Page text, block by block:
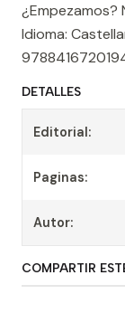
¿Empezamos?
Idioma:
DETALLES
Editorial:
Paginas:
Autor:
COMPARTIR